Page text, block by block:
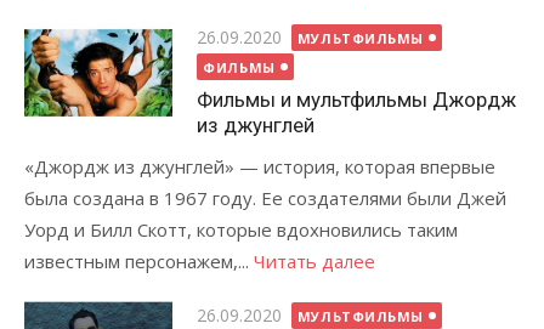
Posted
on
26.09.2020
МУЛЬТФИЛЬМЫ
ФИЛЬМЫ
Фильмы и мультфильмы Джордж
из джунглей
«Джордж из джунглей» — история, которая впервые
была создана в 1967 году. Ее создателями были Джей
Уорд и Билл Скотт, которые вдохновились таким
известным персонажем,... Читать далее
Posted
26.09.2020 МУЛЬТФИЛЬМЫ